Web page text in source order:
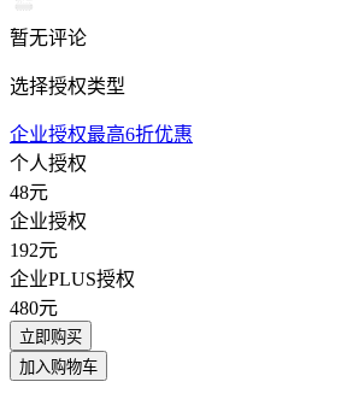
暂无评论
选择授权类型
企业授权最高6折优惠
个人授权
48元
企业授权
192元
企业PLUS授权
480元
立即购买
加入购物车